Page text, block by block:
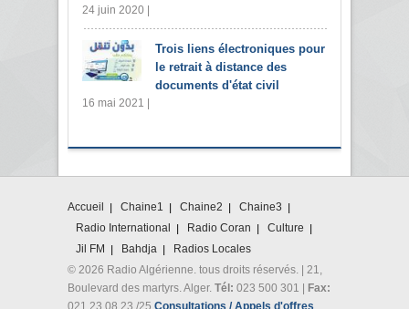
24 juin 2020 |
Trois liens électroniques pour
le retrait à distance des
documents d'état civil
16 mai 2021 |
Accueil Chaine1 Chaine2
Chaine3
Radio International
Radio Coran
Culture
Jil FM
Bahdja
Radios Locales
© 2026 Radio Algérienne. tous droits réservés. | 21,
Boulevard des martyrs. Alger. Tél: 023 500 301 | Fax:
021 23 08 23 /25 Consultations / Appels d'offres